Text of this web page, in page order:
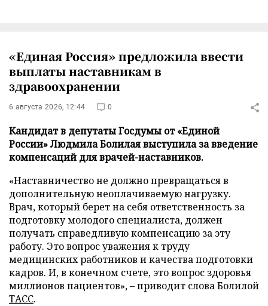
«Единая Россия» предложила ввести
выплаты наставникам в
здравоохранении
6 августа 2026, 12:44 0
Кандидат в депутаты Госдумы от «Единой
России» Людмила Болилая выступила за введение
компенсаций для врачей-наставников.
«Наставничество не должно превращаться в
дополнительную неоплачиваемую нагрузку.
Врач, который берет на себя ответственность за
подготовку молодого специалиста, должен
получать справедливую компенсацию за эту
работу. Это вопрос уважения к труду
медицинских работников и качества подготовки
кадров. И, в конечном счете, это вопрос здоровья
миллионов пациентов», – приводит слова Болилой
ТАСС.